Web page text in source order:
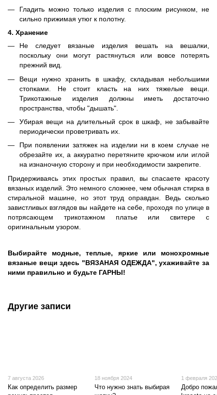
Гладить можно только изделия с плоским рисунком, не
сильно прижимая утюг к полотну.
4. Хранение
Не следует вязаные изделия вешать на вешалки,
поскольку они могут растянуться или вовсе потерять
прежний вид.
Вещи нужно хранить в шкафу, складывая небольшими
стопками. Не стоит класть на них тяжелые вещи.
Трикотажные изделия должны иметь достаточно
пространства, чтобы "дышать".
Убирая вещи на длительный срок в шкаф, не забывайте
периодически проветривать их.
При появлении затяжек на изделии ни в коем случае не
обрезайте их, а аккуратно перетяните крючком или иглой
на изнаночную сторону и при необходимости закрепите.
Придерживаясь этих простых правил, вы спасаете красоту
вязаных изделий. Это немного сложнее, чем обычная стирка в
стиральной машине, но этот труд оправдан. Ведь сколько
завистливых взглядов вы найдете на себе, проходя по улице в
потрясающем трикотажном платье или свитере с
оригинальным узором.
Выбирайте модные, теплые, яркие или монохромные
вязаные вещи здесь "ВЯЗАНАЯ ОДЕЖДА", ухаживайте за
ними правильно и будьте ГАРНЫ!
Другие записи
7 августа 2026
Как определить размер
18 ноября 2024
Что нужно знать выбирая
1 февраля
Добро